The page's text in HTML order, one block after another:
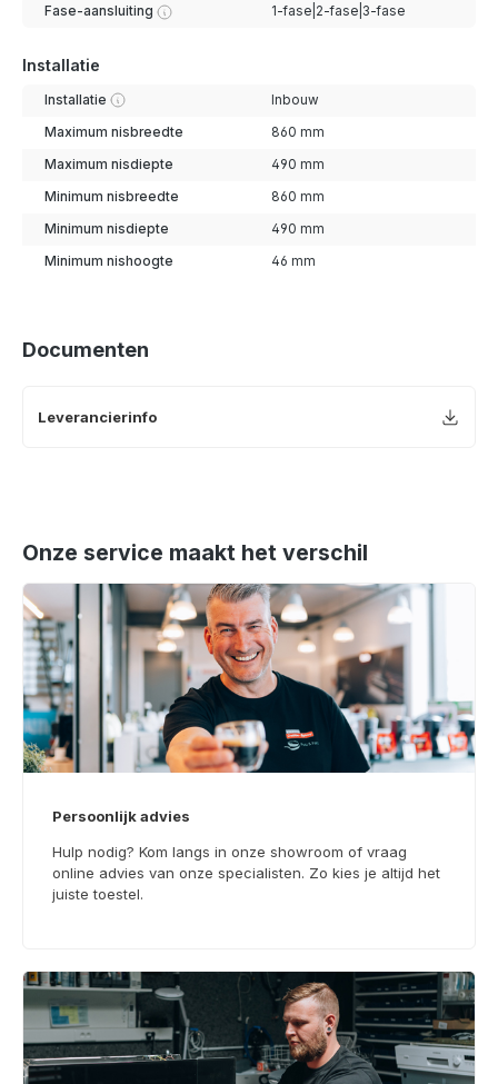
Fase-aansluiting 1-fase|2-fase|3-fase
Installatie
Installatie Inbouw
Maximum nisbreedte 860 mm
Maximum nisdiepte 490 mm
Minimum nisbreedte 860 mm
Minimum nisdiepte 490 mm
Minimum nishoogte 46 mm
Documenten
Leverancierinfo
Onze service maakt het verschil
Persoonlijk advies
Hulp nodig? Kom langs in onze showroom of vraag
online advies van onze specialisten. Zo kies je altijd het
juiste toestel.